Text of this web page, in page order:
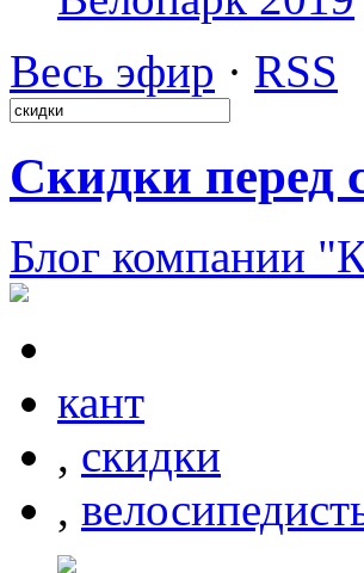
Весь эфир · RSS
Скидки перед
Блог компании
кант
, скидки
,